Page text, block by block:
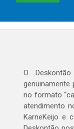
O
no formato
atendimento
KarneKeijo e